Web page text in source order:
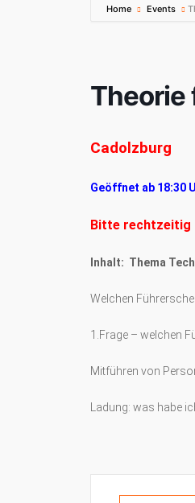
Home Events
Theorie
Cadolzburg
Geöffnet ab 18:30
Bitte rechtzeitig
Inhalt: Thema
Welchen
1.Frage – welchen
Mitführen von
Ladung: was habe